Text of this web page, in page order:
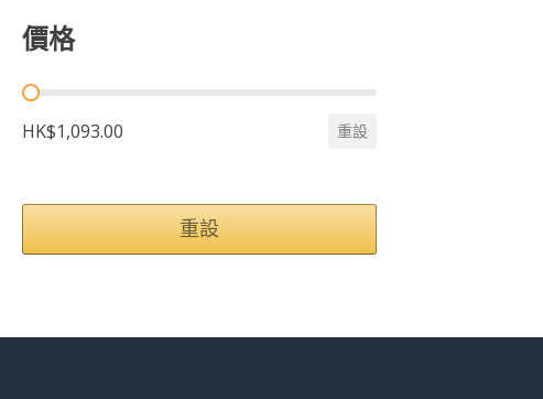
價格
HK$1,093.00 重設
重設